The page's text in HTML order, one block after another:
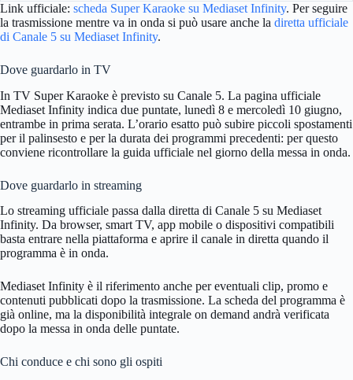
Link ufficiale: scheda Super Karaoke su Mediaset Infinity. Per seguire
la trasmissione mentre va in onda si può usare anche la diretta ufficiale
di Canale 5 su Mediaset Infinity.
Dove guardarlo in TV
In TV Super Karaoke è previsto su Canale 5. La pagina ufficiale
Mediaset Infinity indica due puntate, lunedì 8 e mercoledì 10 giugno,
entrambe in prima serata. L’orario esatto può subire piccoli spostamenti
per il palinsesto e per la durata dei programmi precedenti: per questo
conviene ricontrollare la guida ufficiale nel giorno della messa in onda.
Dove guardarlo in streaming
Lo streaming ufficiale passa dalla diretta di Canale 5 su Mediaset
Infinity. Da browser, smart TV, app mobile o dispositivi compatibili
basta entrare nella piattaforma e aprire il canale in diretta quando il
programma è in onda.
Mediaset Infinity è il riferimento anche per eventuali clip, promo e
contenuti pubblicati dopo la trasmissione. La scheda del programma è
già online, ma la disponibilità integrale on demand andrà verificata
dopo la messa in onda delle puntate.
Chi conduce e chi sono gli ospiti